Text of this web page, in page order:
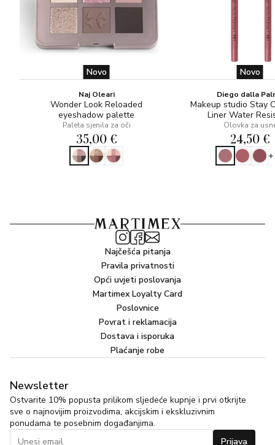
Novo
Naj Oleari
Wonder Look Reloaded
eyeshadow palette
Paleta sjenila za oči
35,00 €
Novo
Diego dalla
Makeup studio Stay
Liner Water
Olovka za
24,50 €
Najčešća pitanja
Pravila privatnosti
Opći uvjeti poslovanja
Martimex Loyalty Card
Poslovnice
Povrat i reklamacija
Dostava i isporuka
Plaćanje robe
Newsletter
Ostvarite 10% popusta prilikom sljedeće kupnje i prvi otkrijte
sve o najnovijim proizvodima, akcijskim i ekskluzivnim
ponudama te posebnim događanjima.
Prijava